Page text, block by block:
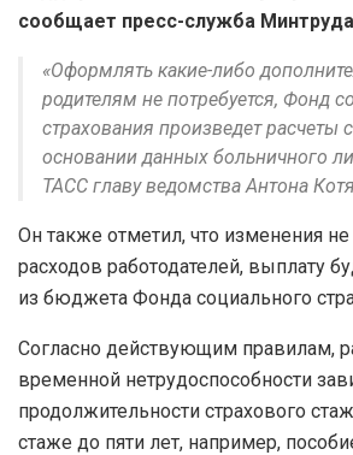
сообщает пресс-служба
«Оформлять какие-либо
родителям не потребуется, Фонд
страхования произведет расчеты
основании данных больничного
ТАСС главу ведомства Антона
Он также отметил, что изменения
расходов работодателей, выплату
из бюджета Фонда социального
Согласно действующим правилам,
временной нетрудоспособности
продолжительности страхового
стаже до пяти лет, например,